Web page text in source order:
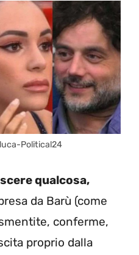
Political24
qualcosa,
da Barù (come
conferme,
proprio dalla